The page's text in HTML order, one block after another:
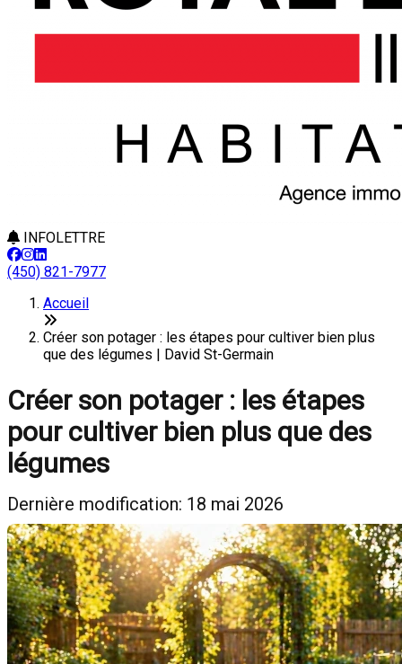
INFOLETTRE
(450) 821-7977
Accueil
Créer son potager : les étapes pour cultiver bien plus
que des légumes | David St-Germain
Créer son potager : les étapes
pour cultiver bien plus que des
légumes
Dernière modification: 18 mai 2026